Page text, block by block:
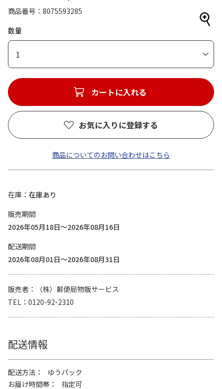
商品番号
8075593285
数量
1
カートに入れる
お気に入りに登録する
商品についてのお問い合わせはこちら
在庫
在庫あり
販売期間
2026年05月18日～2026年08月16日
配送期間
2026年08月01日～2026年08月31日
販売者
（株）郵便局物販サービス
TEL
0120-92-2310
配送情報
配送方法
ゆうパック
お届け時間帯
指定可